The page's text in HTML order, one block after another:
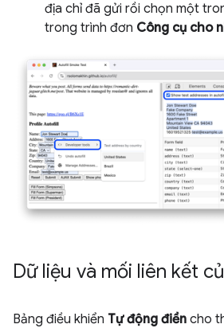
địa chỉ đã gửi rồi chọn một
trong trình đơn Công cụ cho
Dữ liệu và mối liên kết
Bảng điều khiển Tự động điền cho